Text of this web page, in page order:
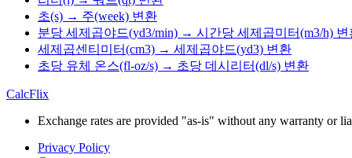
초(s) → 주(week) 변환
분당 세제곱야드(yd3/min) → 시간당 세제곱미터(m3/h) 변
세제곱센티미터(cm3) → 세제곱야드(yd3) 변환
초당 유체 온스(fl-oz/s) → 초당 데시리터(dl/s) 변환
CalcFlix
Exchange rates are provided "as-is" without any warranty or
Privacy Policy